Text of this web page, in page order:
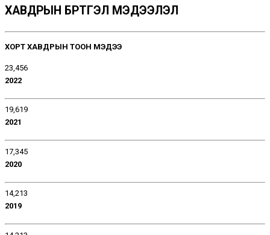
ХАВДРЫН БҮРТГЭЛ МЭДЭЭЛЭЛ
ХОРТ ХАВДРЫН ТООН МЭДЭЭ
23,456
2022
19,619
2021
17,345
2020
14,213
2019